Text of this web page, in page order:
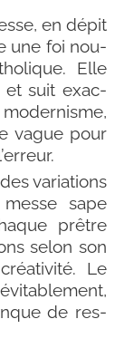
en dépit
une foi nou­
Elle
et suit exac­
vague pour
varia­tions
sape
prêtre
selon son
Le
de res­